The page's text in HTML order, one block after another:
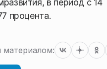
в период с 14
процента.
материалом: